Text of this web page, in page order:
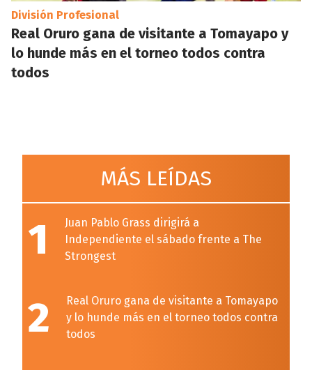
División Profesional
Real Oruro gana de visitante a Tomayapo y
lo hunde más en el torneo todos contra
todos
MÁS LEÍDAS
1
Juan Pablo Grass dirigirá a
Independiente el sábado frente a The
Strongest
2
Real Oruro gana de visitante a Tomayapo
y lo hunde más en el torneo todos contra
todos